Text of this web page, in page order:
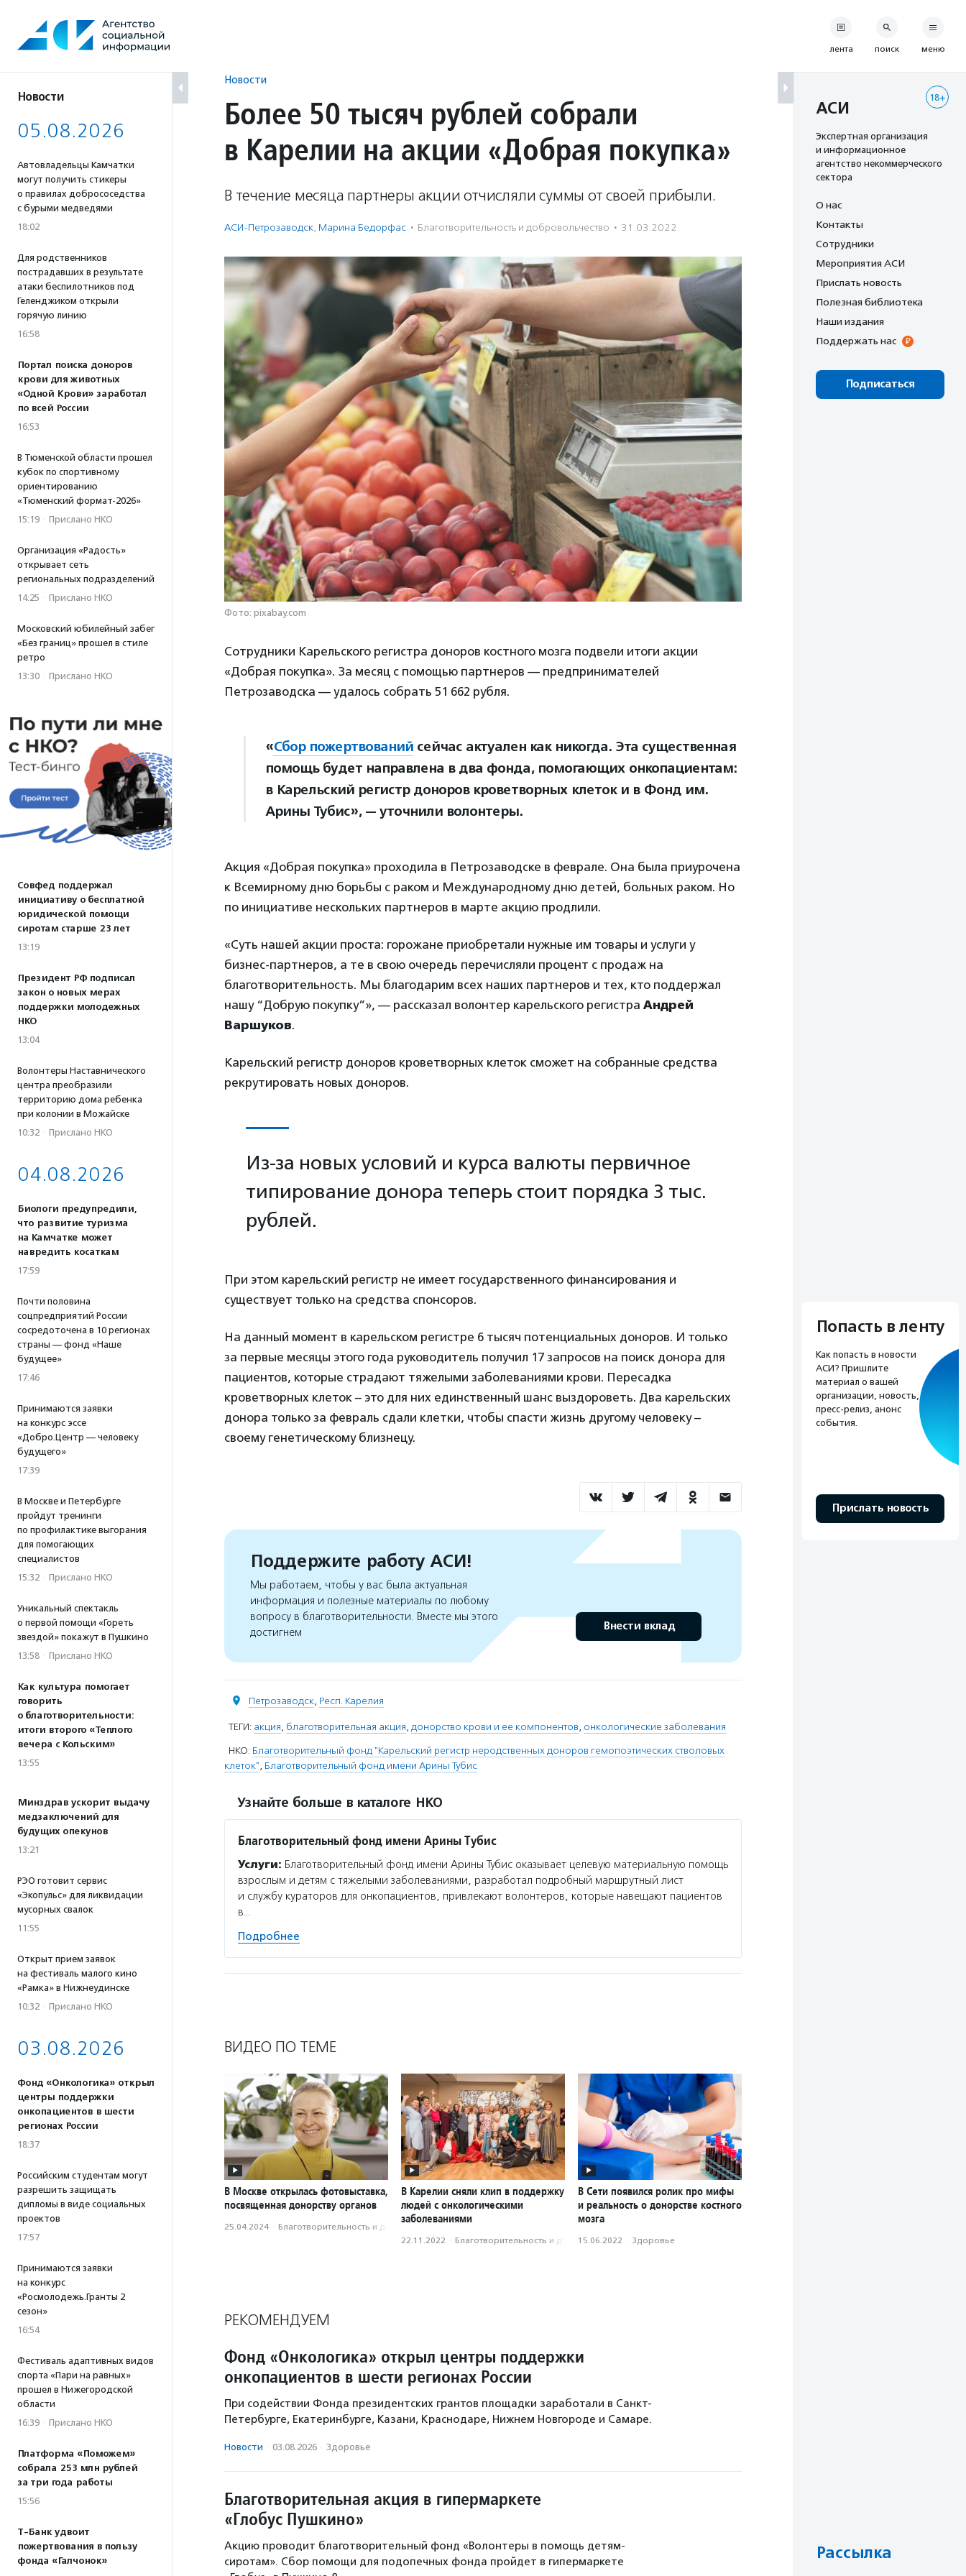
содержанию
Новости
05.08.2026
Автовладельцы Камчатки
могут получить стикеры
о правилах добрососедства
с бурыми медведями
18:02
Для родственников
пострадавших в результате
атаки беспилотников под
Геленджиком открыли
горячую линию
16:58
Портал поиска доноров
крови для животных
«Одной Крови» заработал
по всей России
16:53
В Тюменской области прошел
кубок по спортивному
ориентированию
«Тюменский формат-2026»
15:19 · Прислано НКО
Организация «Радость»
открывает сеть
региональных подразделений
14:25 · Прислано НКО
Московский юбилейный забег
«Без границ» прошел в стиле
ретро
13:30 · Прислано НКО
Совфед поддержал
инициативу о бесплатной
юридической помощи
сиротам старше 23 лет
13:19
Президент РФ подписал
закон о новых мерах
поддержки молодежных
НКО
13:04
Волонтеры Наставнического
центра преобразили
территорию дома ребенка
при колонии в Можайске
10:32 · Прислано НКО
04.08.2026
Биологи предупредили,
что развитие туризма
на Камчатке может
навредить косаткам
17:59
Почти половина
соцпредприятий России
сосредоточена в 10 регионах
страны — фонд «Наше
будущее»
17:46
Принимаются заявки
на конкурс эссе
«Добро.Центр — человеку
будущего»
17:39
В Москве и Петербурге
пройдут тренинги
по профилактике выгорания
для помогающих
специалистов
15:32 · Прислано НКО
Уникальный спектакль
о первой помощи «Гореть
звездой» покажут в Пушкино
13:58 · Прислано НКО
Как культура помогает
говорить
о благотворительности:
итоги второго «Теплого
вечера с Кольским»
13:55
Минздрав ускорит выдачу
медзаключений для
будущих опекунов
13:21
РЭО готовит сервис
«Экопульс» для ликвидации
мусорных свалок
11:55
Открыт прием заявок
на фестиваль малого кино
«Рамка» в Нижнеудинске
10:32 · Прислано НКО
03.08.2026
Фонд «Онкологика» открыл
центры поддержки
онкопациентов в шести
регионах России
18:37
Российским студентам могут
разрешить защищать
дипломы в виде социальных
проектов
17:57
Принимаются заявки
на конкурс
«Росмолодежь.Гранты 2
сезон»
16:54
Фестиваль адаптивных видов
спорта «Пари на равных»
прошел в Нижегородской
области
16:39 · Прислано НКО
Платформа «Поможем»
собрала 253 млн рублей
за три года работы
15:56
Т-Банк удвоит
пожертвования в пользу
фонда «Галчонок»
Новости
Более 50 тысяч рублей собрали
в Карелии на акции «Добрая покупка»
В течение месяца партнеры акции отчисляли суммы от своей прибыли.
АСИ-Петрозаводск, Марина Бедорфас · Благотвори­тель­ность и доброволь­чест­во · 31.03.2022
Фото: pixabay.com
Сотрудники Карельского регистра доноров костного мозга подвели итоги акции
«Добрая покупка». За месяц с помощью партнеров — предпринимателей
Петрозаводска — удалось собрать 51 662 рубля.
«Сбор пожертвований сейчас актуален как никогда. Эта существенная
помощь будет направлена в два фонда, помогающих онкопациентам:
в Карельский регистр доноров кроветворных клеток и в Фонд им.
Арины Тубис», — уточнили волонтеры.
Акция «Добрая покупка» проходила в Петрозаводске в феврале. Она была приурочена
к Всемирному дню борьбы с раком и Международному дню детей, больных раком. Но
по инициативе нескольких партнеров в марте акцию продлили.
«Суть нашей акции проста: горожане приобретали нужные им товары и услуги у
бизнес-партнеров, а те в свою очередь перечисляли процент с продаж на
благотворительность. Мы благодарим всех наших партнеров и тех, кто поддержал
нашу “Добрую покупку”», — рассказал волонтер карельского регистра Андрей
Варшуков.
Карельский регистр доноров кроветворных клеток сможет на собранные средства
рекрутировать новых доноров.
Из-за новых условий и курса валюты первичное
типирование донора теперь стоит порядка 3 тыс.
рублей.
При этом карельский регистр не имеет государственного финансирования и
существует только на средства спонсоров.
На данный момент в карельском регистре 6 тысяч потенциальных доноров. И только
за первые месяцы этого года руководитель получил 17 запросов на поиск донора для
пациентов, которые страдают тяжелыми заболеваниями крови. Пересадка
кроветворных клеток – это для них единственный шанс выздороветь. Два карельских
донора только за февраль сдали клетки, чтобы спасти жизнь другому человеку –
своему генетическому близнецу.
Поддержите работу АСИ!
Мы работаем, чтобы у вас была актуальная
информация и полезные материалы по любому
вопросу в благотворительности. Вместе мы этого
достигнем
Внести вклад
Петрозаводск, Респ. Карелия
ТЕГИ: акция, благотворительная акция, донорство крови и ее компонентов, онкологические заболевания
НКО: Благотворительный фонд "Карельский регистр неродственных доноров гемопоэтических стволовых
клеток", Благотворительный фонд имени Арины Тубис
Узнайте больше в каталоге НКО
Благотворительный фонд имени Арины Тубис
Услуги: Благотворительный фонд имени Арины Тубис оказывает целевую материальную помощь
взрослым и детям с тяжелыми заболеваниями, разработал подробный маршрутный лист
и службу кураторов для онкопациентов, привлекают волонтеров, которые навещают пациентов
в…
Подробнее
ВИДЕО ПО ТЕМЕ
В Москве открылась фотовыставка,
посвященная донорству органов
25.04.2024 · Благотвори­тель­ность и доброволь­чест­во
В Карелии сняли клип в поддержку
людей с онкологическими
заболеваниями
22.11.2022 · Благотвори­тель­ность и доброволь­чест­во
В Сети появился ролик про мифы
и реальность о донорстве костного
мозга
15.06.2022 · Здоровье
РЕКОМЕНДУЕМ
Фонд «Онкологика» открыл центры поддержки
онкопациентов в шести регионах России
При содействии Фонда президентских грантов площадки заработали в Санкт-
Петербурге, Екатеринбурге, Казани, Краснодаре, Нижнем Новгороде и Самаре.
Новости · 03.08.2026 · Здоровье
Благотворительная акция в гипермаркете
«Глобус Пушкино»
Акцию проводит благотворительный фонд «Волонтеры в помощь детям-
сиротам». Сбор помощи для подопечных фонда пройдет в гипермаркете
лента поиск меню
18+
АСИ
Экспертная организация
и информационное
агентство некоммерческого
сектора
О нас
Контакты
Сотрудники
Мероприятия АСИ
Прислать новость
Полезная библиотека
Наши издания
Поддержать нас
Подписаться
Попасть в ленту
Как попасть в новости
АСИ? Пришлите
материал о вашей
организации, новость,
пресс-релиз, анонс
события.
Прислать новость
Рассылка